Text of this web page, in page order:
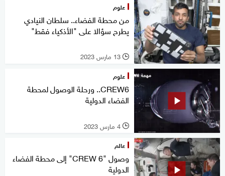
علوم
من محطة الفضاء.. سلطان النيادي
يطرح سؤالا على "الأذكياء فقط"
l 13 مارس 2023
علوم
CREW6.. ورحلة الوصول لمحطة
الفضاء الدولية
l 4 مارس 2023
عالم
وصول "CREW 6" إلى محطة الفضاء
الدولية